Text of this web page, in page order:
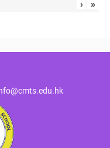
› »